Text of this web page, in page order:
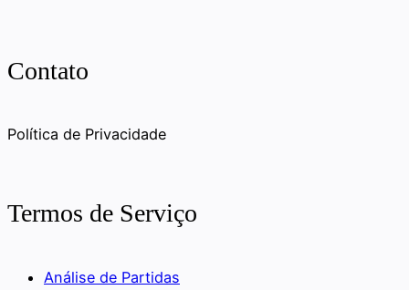
Contato
Política de Privacidade
Termos de Serviço
Análise de Partidas